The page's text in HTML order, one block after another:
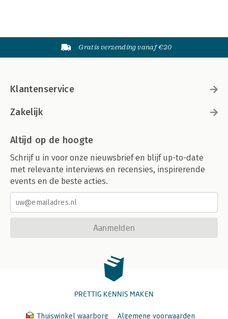
Gratis verzending vanaf €20
Klantenservice
Zakelijk
Altijd op de hoogte
Schrijf u in voor onze nieuwsbrief en blijf up-to-date
met relevante interviews en recensies, inspirerende
events en de beste acties.
Aanmelden
PRETTIG KENNIS MAKEN
Thuiswinkel waarborg Algemene voorwaarden